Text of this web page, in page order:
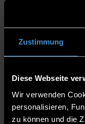
Zustimmung
Diese Webseite
Wir verwenden
personalisieren,
zu können und die
Julia
Abteilung